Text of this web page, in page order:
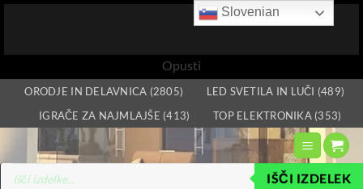
Opusti
Skoči
vsebino
ORODJE IN DELAVNICA (2805)
LED SVETILA IN LUČI (489)
IGRAČE ZA NAJMLAJŠE (413)
TOP ELEKTRONIKA (353)
Products
search
IŠČI IZDELEK
Slovenian